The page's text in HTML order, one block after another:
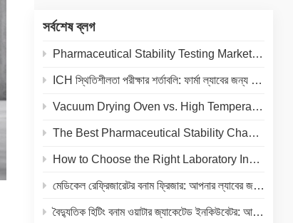
সর্বশেষ ব্লগ
Pharmaceutical Stability Testing Market 2026: Growth Drivers, Regulatory Shifts & Technology Trends
ICH স্থিতিশীলতা পরীক্ষার শর্তাবলি: ফার্মা ল্যাবের জন্য তাপমাত্রা ও আর্দ্রতা নির্দেশিকা
Vacuum Drying Oven vs. High Temperature Oven: How to Choose the Right Equipment for Your Application
The Best Pharmaceutical Stability Chamber Manufacturer
How to Choose the Right Laboratory Incubator: A Complete Buyer's Guide for 2026
মেডিকেল রেফ্রিজারেটর বনাম ফ্রিজার: আপনার ল্যাবের জন্য সঠিক কোল্ড স্টোরেজ নির্বাচন
বৈদ্যুতিক হিটিং বনাম ওয়াটার জ্যাকেটেড ইনকিউবেটর: আপনার ল্যাবের জন্য একটি সম্পূর্ণ তুলনা